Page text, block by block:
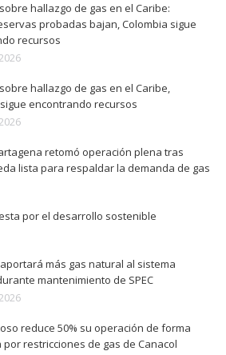
hallazgo de gas en el Caribe:
probadas bajan, Colombia sigue
recursos
hallazgo de gas en el Caribe,
encontrando recursos
retomó operación plena tras
lista para respaldar la demanda de gas
por el desarrollo sostenible
más gas natural al sistema
mantenimiento de SPEC
reduce 50% su operación de forma
restricciones de gas de Canacol